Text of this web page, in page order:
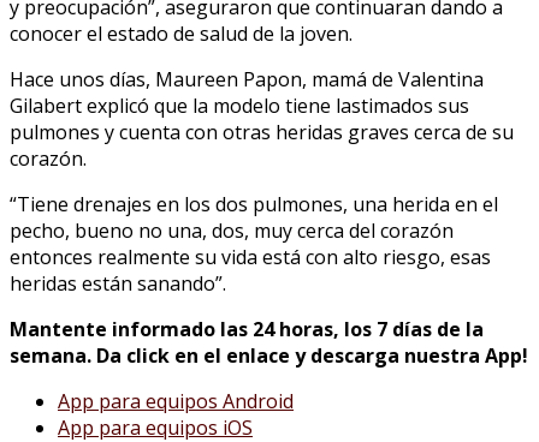
y preocupación”, aseguraron que continuaran dando a
conocer el estado de salud de la joven.
Hace unos días, Maureen Papon, mamá de Valentina
Gilabert explicó que la modelo tiene lastimados sus
pulmones y cuenta con otras heridas graves cerca de su
corazón.
“Tiene drenajes en los dos pulmones, una herida en el
pecho, bueno no una, dos, muy cerca del corazón
entonces realmente su vida está con alto riesgo, esas
heridas están sanando”.
Mantente informado las 24 horas, los 7 días de la
semana. Da click en el enlace y descarga nuestra App!
App para equipos Android
App para equipos iOS